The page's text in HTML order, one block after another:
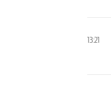
13:21